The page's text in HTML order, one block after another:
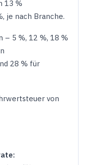
13 %
je nach Branche.
– 5 %, 12 %, 18 %
28 % für
von